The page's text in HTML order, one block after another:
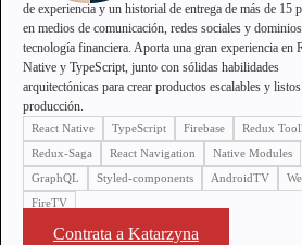
de experiencia y un historial de entrega de más de 15
en medios de comunicación, redes sociales y
tecnología financiera. Aporta una gran experiencia en
Native y TypeScript, junto con sólidas habilidades
arquitectónicas para crear productos escalables y
producción.
React Native TypeScript Firebase
Redux
Redux-Saga
React Navigation
Native Modules
GraphQL
Styled-components AndroidTV
FireTV
Contrata a Katarzyna